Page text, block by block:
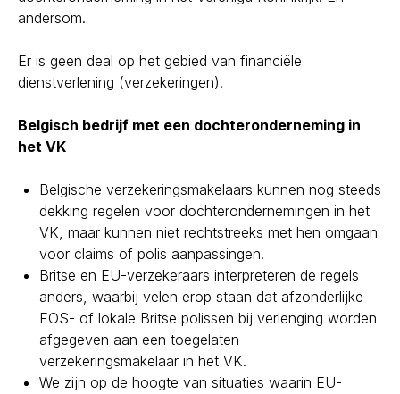
andersom.
Er is geen deal op het gebied van financiële
dienstverlening (verzekeringen).
Belgisch bedrijf met een dochteronderneming in
het VK
Belgische verzekeringsmakelaars kunnen nog steeds
dekking regelen voor dochterondernemingen in het
VK, maar kunnen niet rechtstreeks met hen omgaan
voor claims of polis aanpassingen.
Britse en EU-verzekeraars interpreteren de regels
anders, waarbij velen erop staan dat afzonderlijke
FOS- of lokale Britse polissen bij verlenging worden
afgegeven aan een toegelaten
verzekeringsmakelaar in het VK.
We zijn op de hoogte van situaties waarin EU-